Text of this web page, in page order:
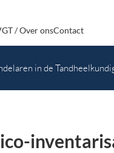
/ Over onsContact
in de